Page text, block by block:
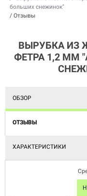
больших снежинок"
/ Отзывы
ВЫРУБКА ИЗ
ФЕТРА 1,2 ММ
ОБЗОР
ОТЗЫВЫ
ХАРАКТЕРИСТИКИ